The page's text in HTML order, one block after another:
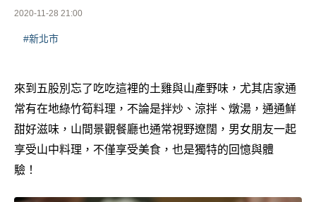
2020-11-28 21:00
#新北市
來到五股別忘了吃吃這裡的土雞與山產野味，尤其店家通
常有在地綠竹筍料理，不論是拌炒、涼拌、燉湯，通通鮮
甜好滋味，山間景觀餐廳也通常視野遼闊，男女朋友一起
享受山中料理，不僅享受美食，也是獨特的回憶與體
驗！